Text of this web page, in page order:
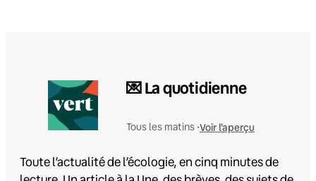
💌 La quotidienne
Tous les matins •Voir l'aperçu
Toute l’actualité de l’écologie, en cinq minutes de